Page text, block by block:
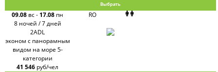
Выбрать
09.08 вс- 17.08 пн
8 ночей / 7 дней
RO
2ADL
эконом с панорамным
видом на море 5-
категории
41 546 руб/чел